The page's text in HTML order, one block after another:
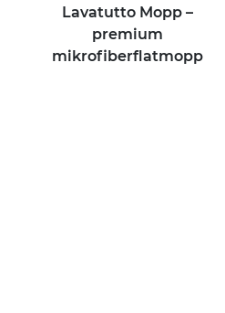
Lavatutto Mopp –
premium
mikrofiberflatmopp